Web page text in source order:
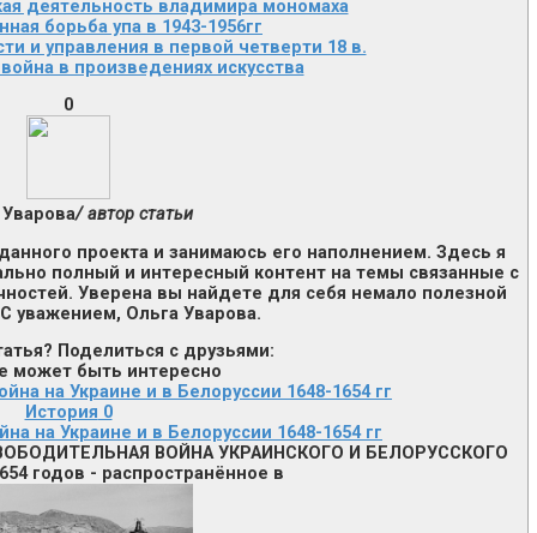
деятельность владимира мономаха
борьба упа в 1943-1956гг
и управления в первой четверти 18 в.
в произведениях искусства
0
/ автор статьи
проекта и занимаюсь его наполнением. Здесь я
полный и интересный контент на темы связанные с
Уверена вы найдете для себя немало полезной
уважением, Ольга Уварова.
Поделиться с друзьями:
может быть интересно
История 0
на Украине и в Белоруссии 1648-1654 гг
ВОЙНА УКРАИН­СКОГО И БЕЛОРУССКОГО
годов - рас­про­стра­нён­ное в